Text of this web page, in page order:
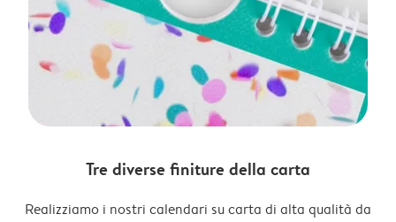
Tre diverse finiture della carta
Realizziamo i nostri calendari su carta di alta qualità da